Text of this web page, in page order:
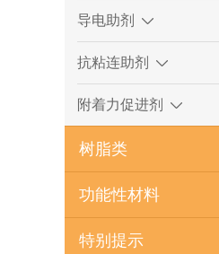
导电助剂
抗粘连助剂
附着力促进剂
树脂类
功能性材料
特别提示